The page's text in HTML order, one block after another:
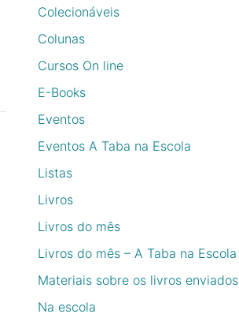
Colecionáveis
Colunas
Cursos On line
E-Books
Eventos
Eventos A Taba na Escola
Listas
Livros
Livros do mês
Livros do mês – A Taba na Escola
Materiais sobre os livros enviados
Na escola